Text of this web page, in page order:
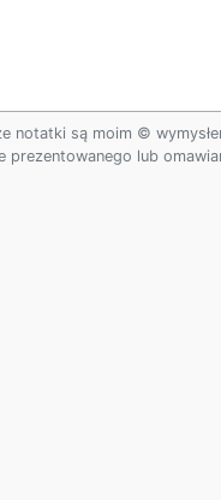
są moim ©
lub